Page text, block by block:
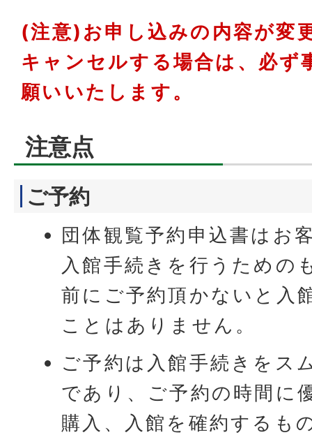
(注意)お申し込みの内容が変
キャンセルする場合は、必ず
願いいたします。
注意点
ご予約
団体観覧予約申込書はお
入館手続きを行うための
前にご予約頂かないと入
ことはありません。
ご予約は入館手続きをス
であり、ご予約の時間に
購入、入館を確約するも